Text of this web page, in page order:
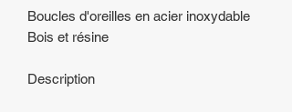
Boucles d'oreilles en acier inoxydable
Bois et résine
Description